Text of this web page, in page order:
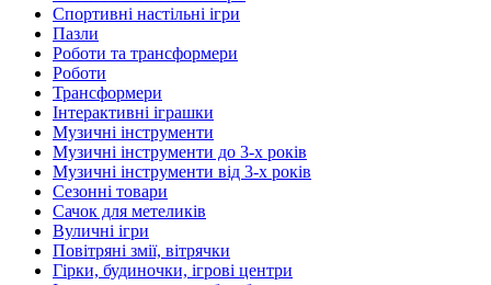
Спортивні настільні ігри
Пазли
Роботи та трансформери
Роботи
Трансформери
Інтерактивні іграшки
Музичні інструменти
Музичні інструменти до 3-х років
Музичні інструменти від 3-х років
Сезонні товари
Сачок для метеликів
Вуличні ігри
Повітряні змії, вітрячки
Гірки, будиночки, ігрові центри